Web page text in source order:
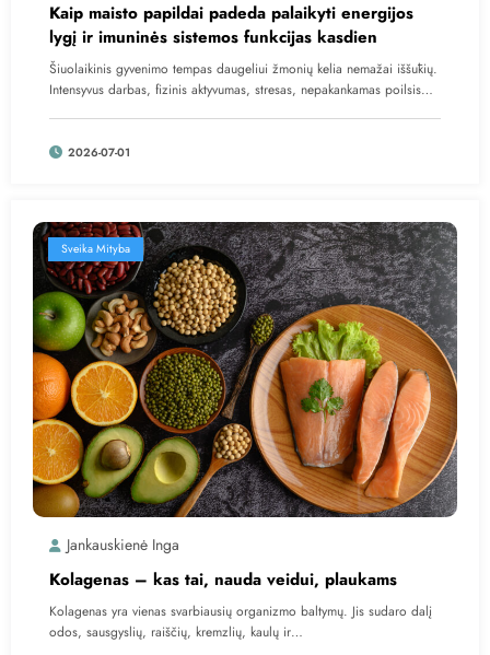
Kaip maisto papildai padeda palaikyti energijos
lygį ir imuninės sistemos funkcijas kasdien
Šiuolaikinis gyvenimo tempas daugeliui žmonių kelia nemažai iššūkių.
Intensyvus darbas, fizinis aktyvumas, stresas, nepakankamas poilsis…
2026-07-01
Sveika Mityba
Jankauskienė Inga
Kolagenas – kas tai, nauda veidui, plaukams
Kolagenas yra vienas svarbiausių organizmo baltymų. Jis sudaro dalį
odos, sausgyslių, raiščių, kremzlių, kaulų ir…